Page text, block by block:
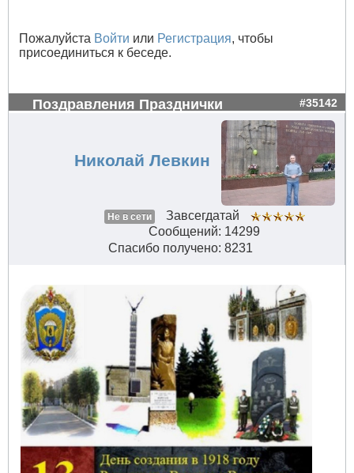
Пожалуйста Войти или Регистрация, чтобы
присоединиться к беседе.
Поздравления Празднички #35142
Николай Левкин
Не в сети
Завсегдатай
Сообщений: 14299
Спасибо получено: 8231